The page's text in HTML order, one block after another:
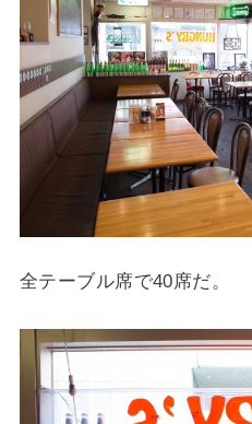
全テーブル席で40席だ。